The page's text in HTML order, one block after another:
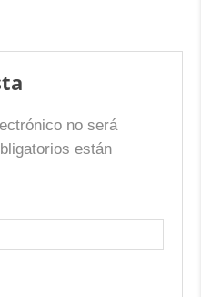
no será
están